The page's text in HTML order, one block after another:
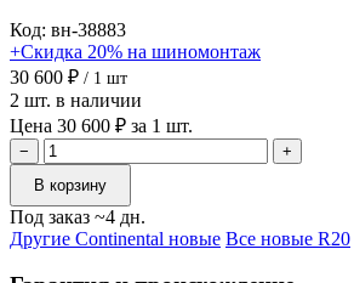
Код: вн-38883
+Скидка 20% на шиномонтаж
30 600 ₽ / 1 шт
2 шт. в наличии
Цена 30 600 ₽ за 1 шт.
−
+
В корзину
Под заказ ~4 дн.
Другие Continental новые Все новые R20